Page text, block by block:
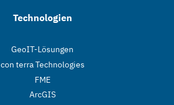
Technologien
GeoIT-Lösungen
con terra Technologies
FME
ArcGIS